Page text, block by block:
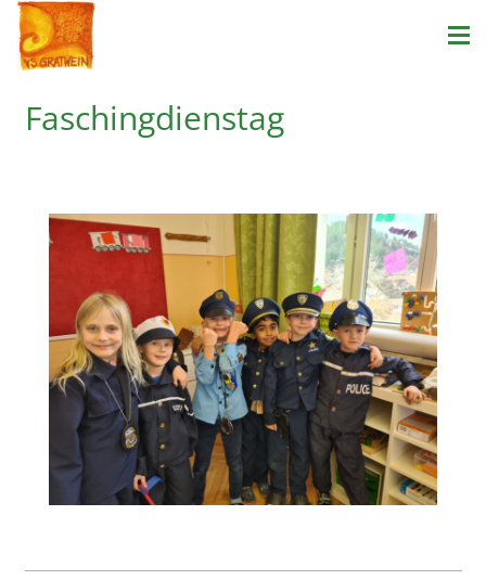
Faschingdienstag